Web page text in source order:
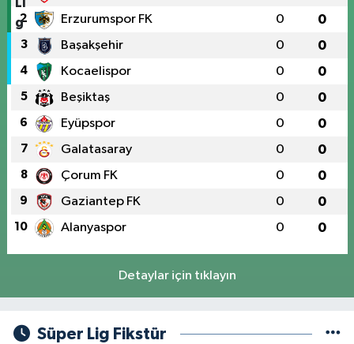
2 Erzurumspor FK 0 0
3 Başakşehir 0 0
4 Kocaelispor 0 0
5 Beşiktaş 0 0
6 Eyüpspor 0 0
7 Galatasaray 0 0
8 Çorum FK 0 0
9 Gaziantep FK 0 0
10 Alanyaspor 0 0
Detaylar için tıklayın
Süper Lig Fikstür